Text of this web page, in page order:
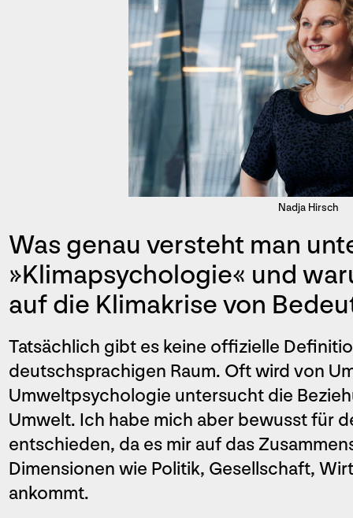
Nadja Hirsch
Was genau versteht man
»Klimapsychologie« und
auf die Klimakrise von
Tatsächlich gibt es keine offizielle
deutschsprachigen Raum. Oft wird von
Umweltpsychologie untersucht die
Umwelt. Ich habe mich aber bewusst für
entschieden, da es mir auf das
Dimensionen wie Politik, Gesellschaft,
ankommt.